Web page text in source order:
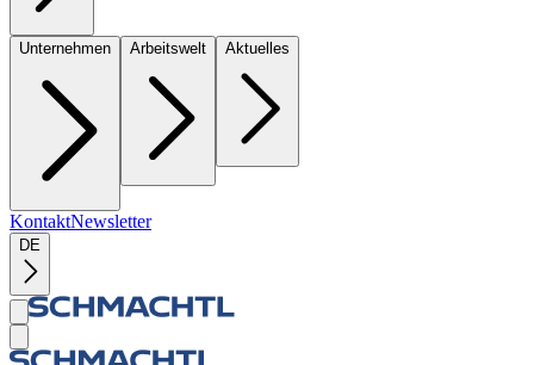
Unternehmen Arbeitswelt Aktuelles
KontaktNewsletter
DE